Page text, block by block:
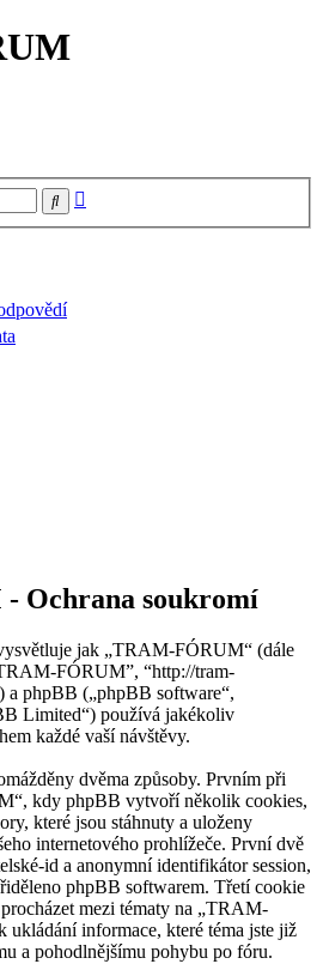
Hledat
Ochrana soukromí
jak „TRAM-FÓRUM“ (dále
FÓRUM”, “http://tram-
a phpBB („phpBB software“,
Limited“) používá jakékoliv
každé vaší návštěvy.
dvěma způsoby. Prvním při
kdy phpBB vytvoří několik cookies,
které jsou stáhnuty a uloženy
internetového prohlížeče. První dvě
id a anonymní identifikátor session,
phpBB softwarem. Třetí cookie
mezi tématy na „TRAM-
ukládání informace, které téma jste již
a pohodlnějšímu pohybu po fóru.